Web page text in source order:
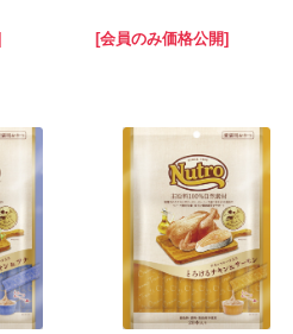
[会員のみ価格公開]